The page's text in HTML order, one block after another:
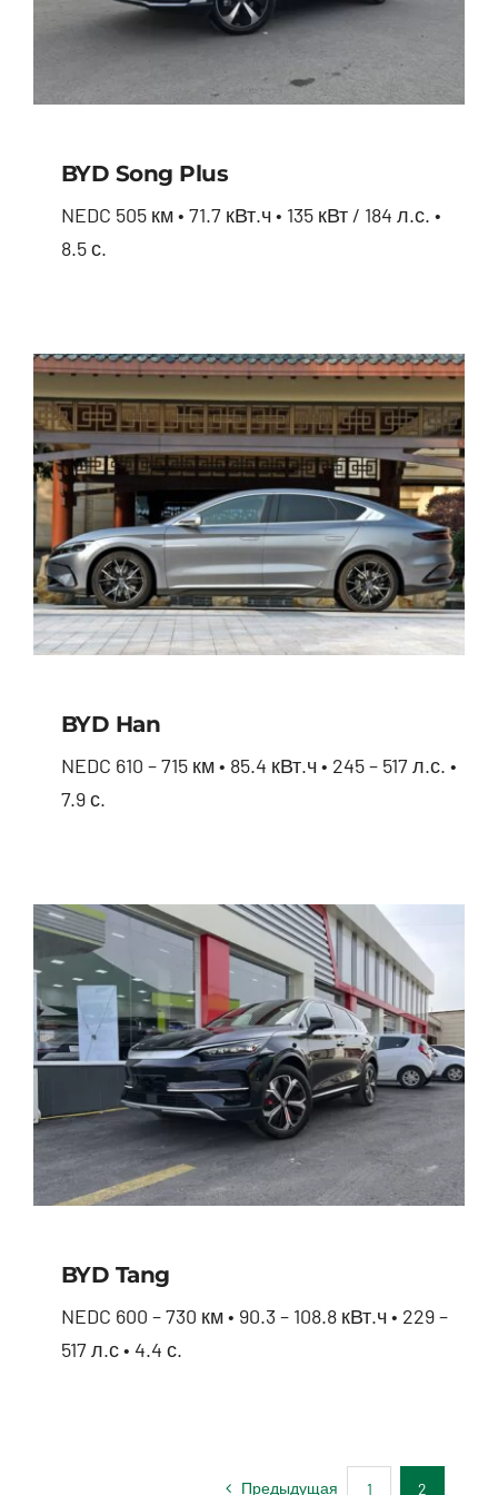
BYD Song Plus
NEDC 505 км • 71.7 кВт.ч • 135 кВт / 184 л.с. •
8.5 с.
BYD Han
NEDC 610 – 715 км • 85.4 кВт.ч • 245 – 517 л.с. •
7.9 с.
BYD Tang
NEDC 600 – 730 км • 90.3 – 108.8 кВт.ч • 229 –
517 л.с • 4.4 с.
Предыдущая 1 2